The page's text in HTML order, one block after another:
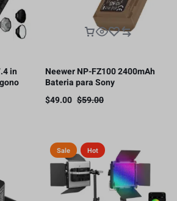
in
de
Neewer NP-FZ100 2400mAh
Bateria para Sony
$59.00
$49.00
Sale Hot